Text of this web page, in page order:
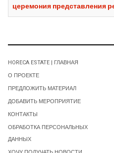
церемония представления
HORECA ESTATE | ГЛАВНАЯ
О ПРОЕКТЕ
ПРЕДЛОЖИТЬ МАТЕРИАЛ
ДОБАВИТЬ МЕРОПРИЯТИЕ
КОНТАКТЫ
ОБРАБОТКА ПЕРСОНАЛЬНЫХ
ДАННЫХ